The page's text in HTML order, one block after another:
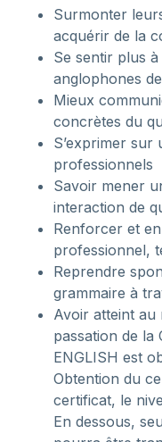
Surmonter
acquérir de la
Se sentir plus
anglophones
Mieux
concrètes du
S’exprimer sur
professionnels
Savoir mener
interaction de
Renforcer et
professionnel,
Reprendre
grammaire à
Avoir atteint au
passation de la
ENGLISH est
Obtention du
certificat, le
En dessous,